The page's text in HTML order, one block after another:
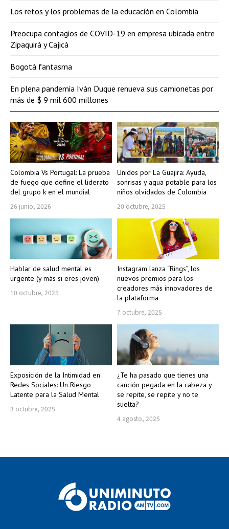
Colombia Vs Portugal: La prueba
de fuego que define el liderato
del grupo k en el mundial
26 junio, 2026
Unidos por La Guajira: Ayuda,
sonrisas y agua potable para los
niños olvidados de Colombia
20 octubre, 2025
Hablar de salud mental es
urgente (y más si eres joven)
10 octubre, 2025
Instagram lanza “Rings”, los
nuevos premios para los
creadores más innovadores de
la plataforma
7 octubre, 2025
Exposición de la Intimidad en
Redes Sociales: Un Riesgo
Latente para la Salud Mental
3 octubre, 2025
¿Te ha pasado que tienes una
canción pegada en la cabeza y
se repite, se repite y no te
suelta?
4 agosto, 2025
Los retos y los problemas de la educación en Colombia
Preocupa contagios de COVID-19 en empresa ubicada entre
Zipaquirá y Cajicá
Bogotá fantasma
En plena pandemia Iván Duque renueva sus camionetas por
más de $ 9 mil 600 millones